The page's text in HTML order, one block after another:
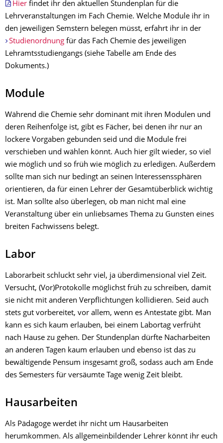
Hier findet ihr den aktuellen Stundenplan für die
Lehrveranstaltungen im Fach Chemie. Welche Module ihr in
den jeweiligen Semstern belegen müsst, erfahrt ihr in der
Studienordnungfür das Fach Chemie des jeweiligen
Lehramtsstudiengangs (siehe Tabelle am Ende des
Dokuments.)
Module
Während die Chemie sehr dominant mit ihren Modulen und
deren Reihenfolge ist, gibt es Fächer, bei denen ihr nur an
lockere Vorgaben gebunden seid und die Module frei
verschieben und wählen könnt. Auch hier gilt wieder, so viel
wie möglich und so früh wie möglich zu erledigen. Außerdem
sollte man sich nur bedingt an seinen Interessenssphären
orientieren, da für einen Lehrer der Gesamtüberblick wichtig
ist. Man sollte also überlegen, ob man nicht mal eine
Veranstaltung über ein unliebsames Thema zu Gunsten eines
breiten Fachwissens belegt.
Labor
Laborarbeit schluckt sehr viel, ja überdimensional viel Zeit.
Versucht, (Vor)Protokolle möglichst früh zu schreiben, damit
sie nicht mit anderen Verpflichtungen kollidieren. Seid auch
stets gut vorbereitet, vor allem, wenn es Antestate gibt. Man
kann es sich kaum erlauben, bei einem Labortag verfrüht
nach Hause zu gehen. Der Stundenplan dürfte Nacharbeiten
an anderen Tagen kaum erlauben und ebenso ist das zu
bewältigende Pensum insgesamt groß, sodass auch am Ende
des Semesters für versäumte Tage wenig Zeit bleibt.
Hausarbeiten
Als Pädagoge werdet ihr nicht um Hausarbeiten
herumkommen. Als allgemeinbildender Lehrer könnt ihr euch